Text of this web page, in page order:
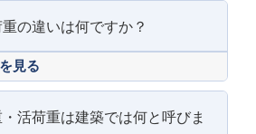
の違いは何ですか？
見る
活荷重は建築では何と呼びま